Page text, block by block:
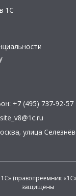
1С
+7 (495) 737-92-57
site_v8@1c.ru
, улица
(правопреемник
защищены